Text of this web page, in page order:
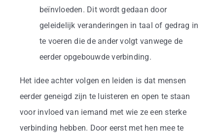
beïnvloeden. Dit wordt gedaan door
geleidelijk veranderingen in taal of gedrag in
te voeren die de ander volgt vanwege de
eerder opgebouwde verbinding.
Het idee achter volgen en leiden is dat mensen
eerder geneigd zijn te luisteren en open te staan
voor invloed van iemand met wie ze een sterke
verbinding hebben. Door eerst met hen mee te